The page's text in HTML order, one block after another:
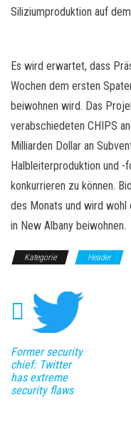
Siliziumproduktion auf
Es wird erwartet, dass
Wochen dem ersten
beiwohnen wird. Das
verabschiedeten CHIPS
Milliarden Dollar an
Halbleiterproduktion und
konkurrieren zu können.
des Monats und wird
in New Albany beiwohnen.
Kategorie Header
Former security
chief: Twitter
has extreme
security flaws